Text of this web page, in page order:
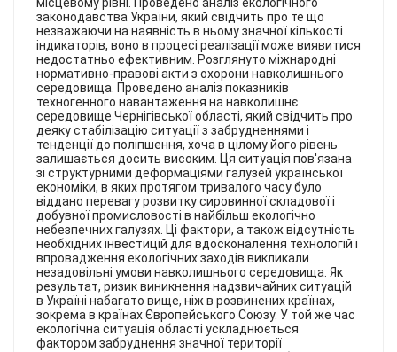
законодавства України, який свідчить про те що
незважаючи на наявність в ньому значної кількості
індикаторів, воно в процесі реалізації може виявитися
недостатньо ефективним. Розглянуто міжнародні
нормативно-правові акти з охорони навколишнього
середовища. Проведено аналіз показників
техногенного навантаження на навколишнє
середовище Чернігівської області, який свідчить про
деяку стабілізацію ситуації з забрудненнями і
тенденції до поліпшення, хоча в цілому його рівень
залишається досить високим. Ця ситуація пов'язана
зі структурними деформаціями галузей української
економіки, в яких протягом тривалого часу було
віддано перевагу розвитку сировинної складової і
добувної промисловості в найбільш екологічно
небезпечних галузях. Ці фактори, а також відсутність
необхідних інвестицій для вдосконалення технологій і
впровадження екологічних заходів викликали
незадовільні умови навколишнього середовища. Як
результат, ризик виникнення надзвичайних ситуацій
в Україні набагато вище, ніж в розвинених країнах,
зокрема в країнах Європейського Союзу. У той же час
екологічна ситуація області ускладнюється
фактором забруднення значної території